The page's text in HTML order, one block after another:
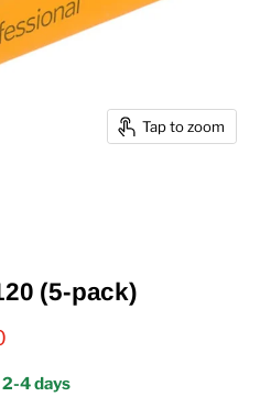
Tap to zoom
(5-pack)
4 days